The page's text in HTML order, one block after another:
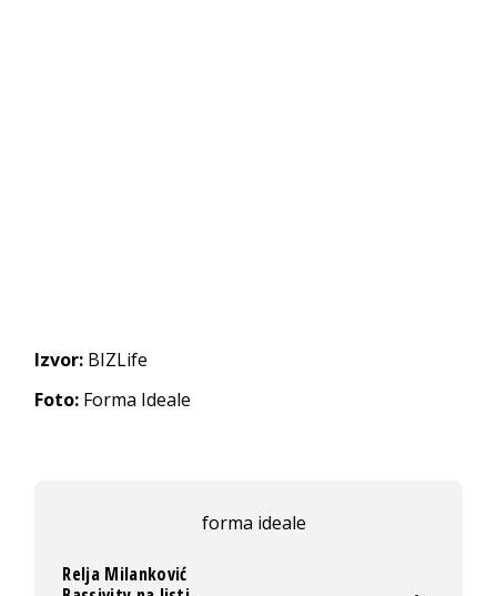
Izvor: BIZLife
Foto: Forma Ideale
forma ideale
Relja Milanković